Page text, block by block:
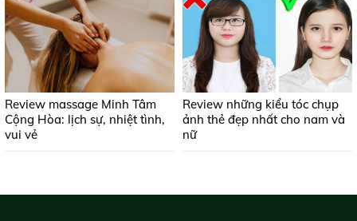
Review massage Minh Tâm
Cộng Hòa: lịch sự, nhiệt tình,
vui vẻ
Review những kiểu tóc chụp
ảnh thẻ đẹp nhất cho nam và
nữ